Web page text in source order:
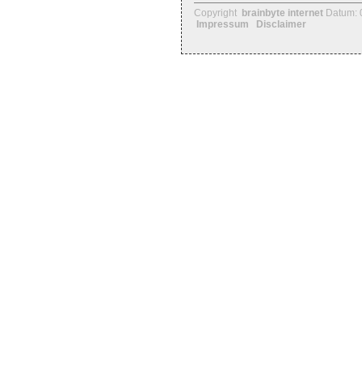
Copyright brainbyte internet Datum:
Impressum
Disclaimer